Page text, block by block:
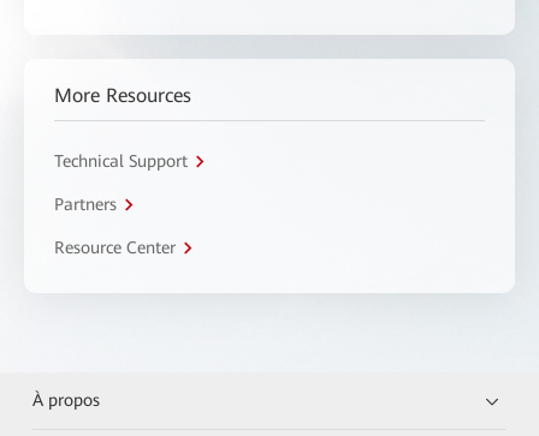
More Resources
Technical Support
Partners
Resource Center
À propos